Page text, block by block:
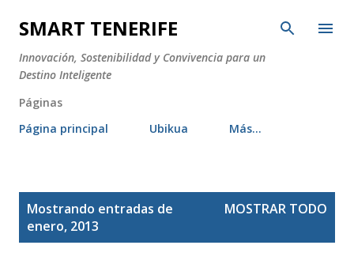
Ir al contenido principal
SMART TENERIFE
Innovación, Sostenibilidad y Convivencia para un
Destino Inteligente
Páginas
Página principal
Ubikua Más…
Mostrando entradas de
enero, 2013
MOSTRAR TODO